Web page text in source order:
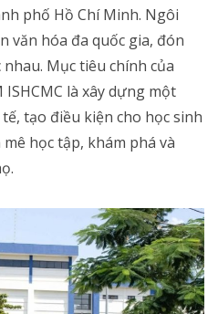
phố Hồ Chí Minh. Ngôi
văn hóa đa quốc gia, đón
Mục tiêu chính của
là xây dựng một
tạo điều kiện cho học sinh
học tập, khám phá và